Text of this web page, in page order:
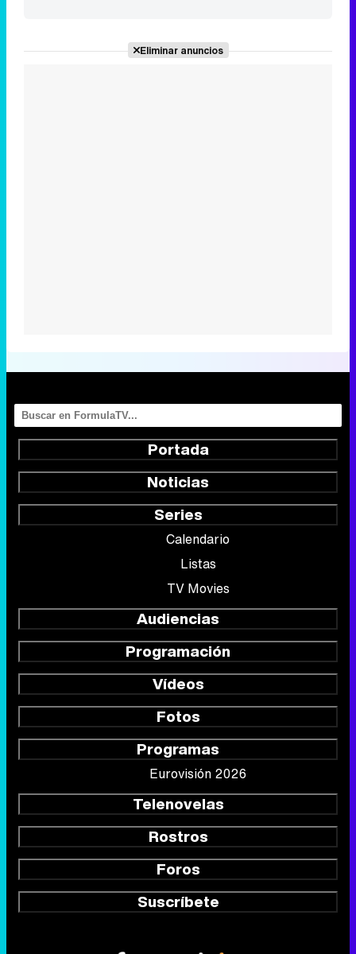
Eliminar anuncios
Portada
Noticias
Series
Calendario
Listas
TV Movies
Audiencias
Programación
Vídeos
Fotos
Programas
Eurovisión 2026
Telenovelas
Rostros
Foros
Suscríbete